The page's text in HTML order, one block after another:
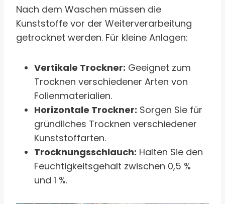
Nach dem Waschen müssen die
Kunststoffe vor der Weiterverarbeitung
getrocknet werden. Für kleine Anlagen:
Vertikale Trockner: Geeignet zum
Trocknen verschiedener Arten von
Folienmaterialien.
Horizontale Trockner: Sorgen Sie für
gründliches Trocknen verschiedener
Kunststoffarten.
Trocknungsschlauch: Halten Sie den
Feuchtigkeitsgehalt zwischen 0,5 %
und 1 %.